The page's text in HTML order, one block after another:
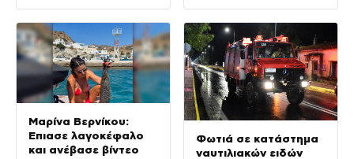
Μαρίνα Βερνίκου:
Έπιασε λαγοκέφαλο
και ανέβασε βίντεο
Φωτιά σε κατάστημα
ναυτιλιακών ειδών